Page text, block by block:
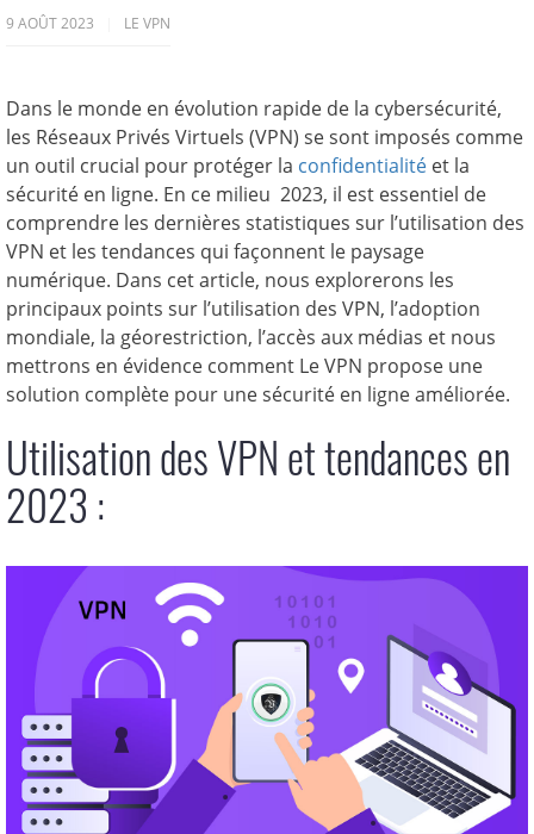
9 AOÛT 2023 LE VPN
Dans le monde en évolution rapide de la cybersécurité,
les Réseaux Privés Virtuels (VPN) se sont imposés comme
un outil crucial pour protéger la confidentialité et la
sécurité en ligne. En ce milieu 2023, il est essentiel de
comprendre les dernières statistiques sur l’utilisation des
VPN et les tendances qui façonnent le paysage
numérique. Dans cet article, nous explorerons les
principaux points sur l’utilisation des VPN, l’adoption
mondiale, la géorestriction, l’accès aux médias et nous
mettrons en évidence comment Le VPN propose une
solution complète pour une sécurité en ligne améliorée.
Utilisation des VPN et tendances en
2023 :